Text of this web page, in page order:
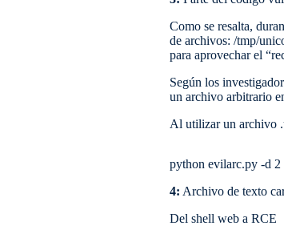
Como se resalta,
de archivos: /tmp/
para aprovechar el
Según los
un archivo arbitrario
Al utilizar un archivo
python evilarc.py -d 2
4: Archivo de texto
Del shell web a RCE